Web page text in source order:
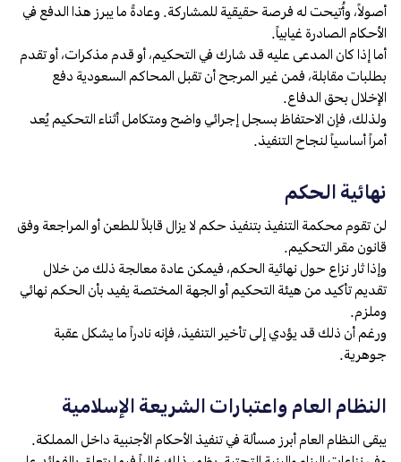
أصولاً، وأُتيحت له فرصة حقيقية للمشاركة. وعادةً ما يبرز هذا الدفع في
الأحكام الصادرة غيابياً.
أما إذا كان المدعى عليه قد شارك في التحكيم، أو قدم مذكرات، أو تقدم
بطلبات مقابلة، فمن غير المرجح أن تقبل المحاكم السعودية دفع
الإخلال بحق الدفاع.
ولذلك، فإن الاحتفاظ بسجل إجرائي واضح ومتكامل أثناء التحكيم يُعد
أمراً أساسياً لنجاح التنفيذ.
نهائية الحكم
لن تقوم محكمة التنفيذ بتنفيذ حكم لا يزال قابلاً للطعن أو المراجعة وفق
قانون مقر التحكيم.
وإذا ثار نزاع حول نهائية الحكم، فيمكن عادة معالجة ذلك من خلال
تقديم تأكيد من هيئة التحكيم أو الجهة المختصة يفيد بأن الحكم نهائي
وملزم.
ورغم أن ذلك قد يؤدي إلى تأخير التنفيذ، فإنه نادراً ما يشكل عقبة
جوهرية.
النظام العام واعتبارات الشريعة الإسلامية
يبقى النظام العام أبرز مسألة في تنفيذ الأحكام الأجنبية داخل المملكة.